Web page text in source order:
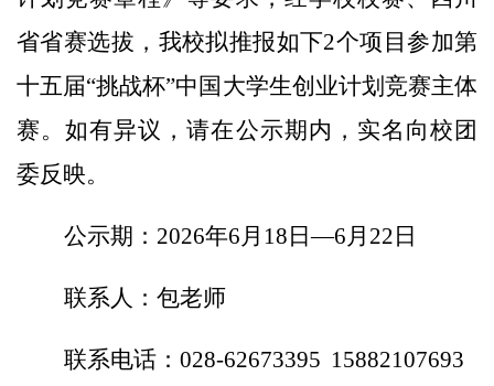
省省赛选拔 ， 我校拟推报如下2个项目参加第
十五届“挑战杯”中国大学生创业计划 竞赛主体
赛。如有异议，请在公示期内，实名向校团
委反映。
公示期： 2026年6月 18 日—6月 22 日
联系人：包老师
联系电话： 028-62673395 15882107693